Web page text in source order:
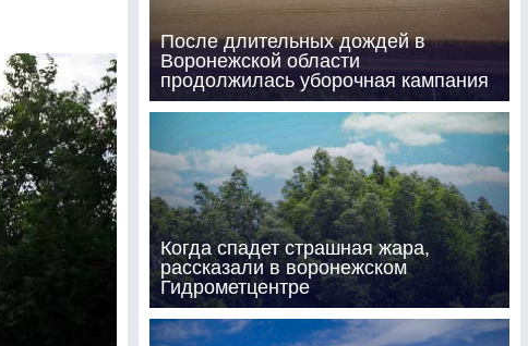
После длительных дождей в
Воронежской области
продолжилась уборочная кампания
Когда спадет страшная жара,
рассказали в воронежском
Гидрометцентре